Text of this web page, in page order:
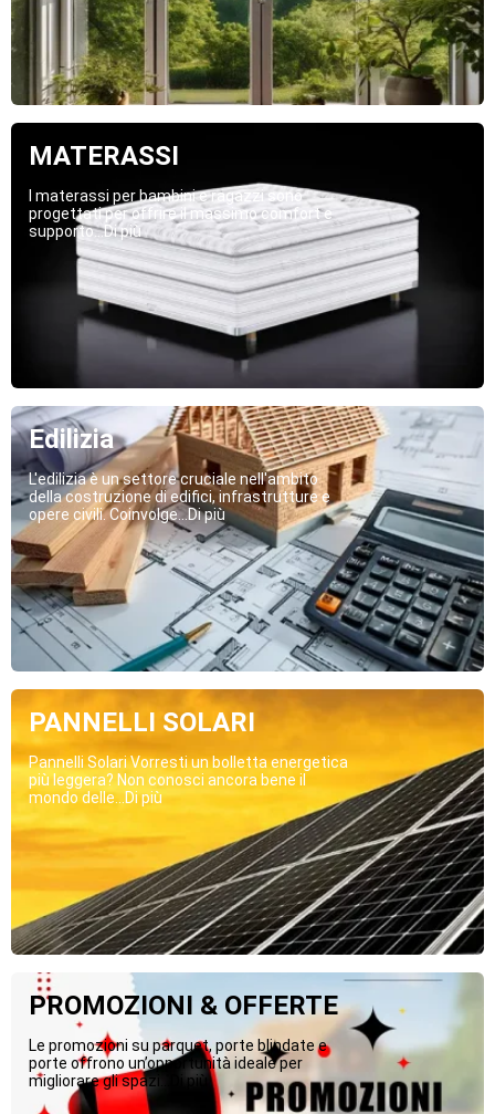
MATERASSI
I materassi per bambini e ragazzi sono
progettati per offrire il massimo comfort e
supporto...Di più
Edilizia
L'edilizia è un settore cruciale nell'ambito
della costruzione di edifici, infrastrutture e
opere civili. Coinvolge...Di più
PANNELLI SOLARI
Pannelli Solari Vorresti un bolletta energetica
più leggera? Non conosci ancora bene il
mondo delle...Di più
PROMOZIONI & OFFERTE
Le promozioni su parquet, porte blindate e
porte offrono un’opportunità ideale per
migliorare gli spazi...Di più